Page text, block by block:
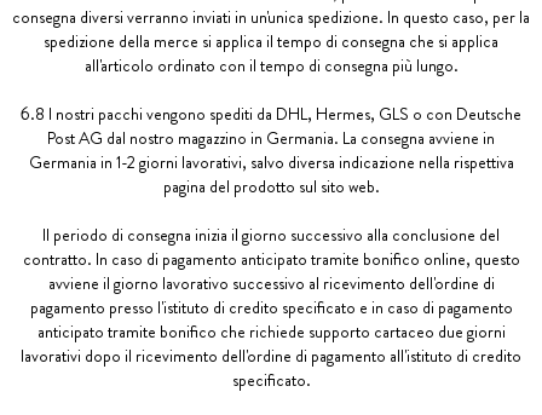
consegna diversi verranno inviati in un'unica spedizione. In questo caso, per la
spedizione della merce si applica il tempo di consegna che si applica
all'articolo ordinato con il tempo di consegna più lungo.
6.8 I nostri pacchi vengono spediti da DHL, Hermes, GLS o con Deutsche
Post AG dal nostro magazzino in Germania. La consegna avviene in
Germania in 1-2 giorni lavorativi, salvo diversa indicazione nella rispettiva
pagina del prodotto sul sito web.
Il periodo di consegna inizia il giorno successivo alla conclusione del
contratto. In caso di pagamento anticipato tramite bonifico online, questo
avviene il giorno lavorativo successivo al ricevimento dell'ordine di
pagamento presso l'istituto di credito specificato e in caso di pagamento
anticipato tramite bonifico che richiede supporto cartaceo due giorni
lavorativi dopo il ricevimento dell'ordine di pagamento all'istituto di credito
specificato.